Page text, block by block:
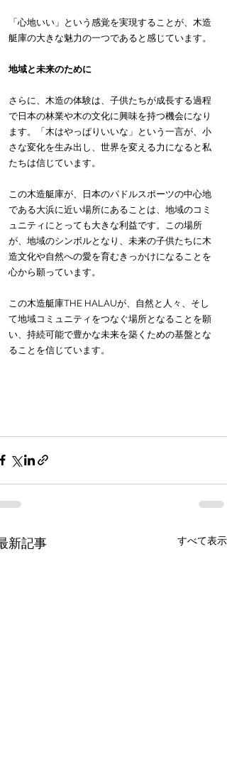
「心地いい」という感覚を実現することが、木造
艇庫の大きな魅力の一つであると感じています。
地域と未来のために
さらに、木造の体験は、子供たちが成長する過程
で日本の林業や木の文化に興味を持つ機会になり
ます。「木はやっぱりいいな」という一言が、小
さな変化を生み出し、世界を変える力になると私
たちは信じています。
この木造艇庫が、日本のパドルスポーツの中心地
である大浜に近い場所にあることは、地域のコミ
ュニティにとっても大きな利益です。この場所
が、地域のシンボルとなり、未来の子供たちに木
造文化や自然への愛を育むきっかけになることを
心から願っています。
この木造艇庫THE HALAUが、自然と人々、そし
て地域コミュニティをつなぐ場所となることを願
い、持続可能で豊かな未来を築くための基盤とな
ることを信じています。
新記事 すべて表示